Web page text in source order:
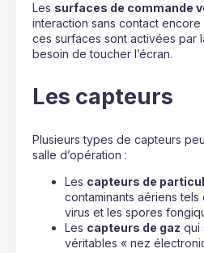
Les surfaces de commande
interaction sans contact encore
ces surfaces sont activées par
besoin de toucher l’écran.
Les capteurs
Plusieurs types de capteurs
salle d’opération :
Les capteurs de
contaminants aériens
virus et les spores
Les capteurs de gaz qui
véritables « nez